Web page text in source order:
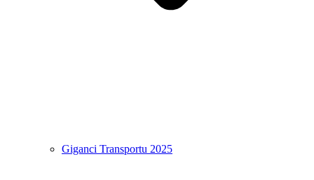
Giganci Transportu 2025